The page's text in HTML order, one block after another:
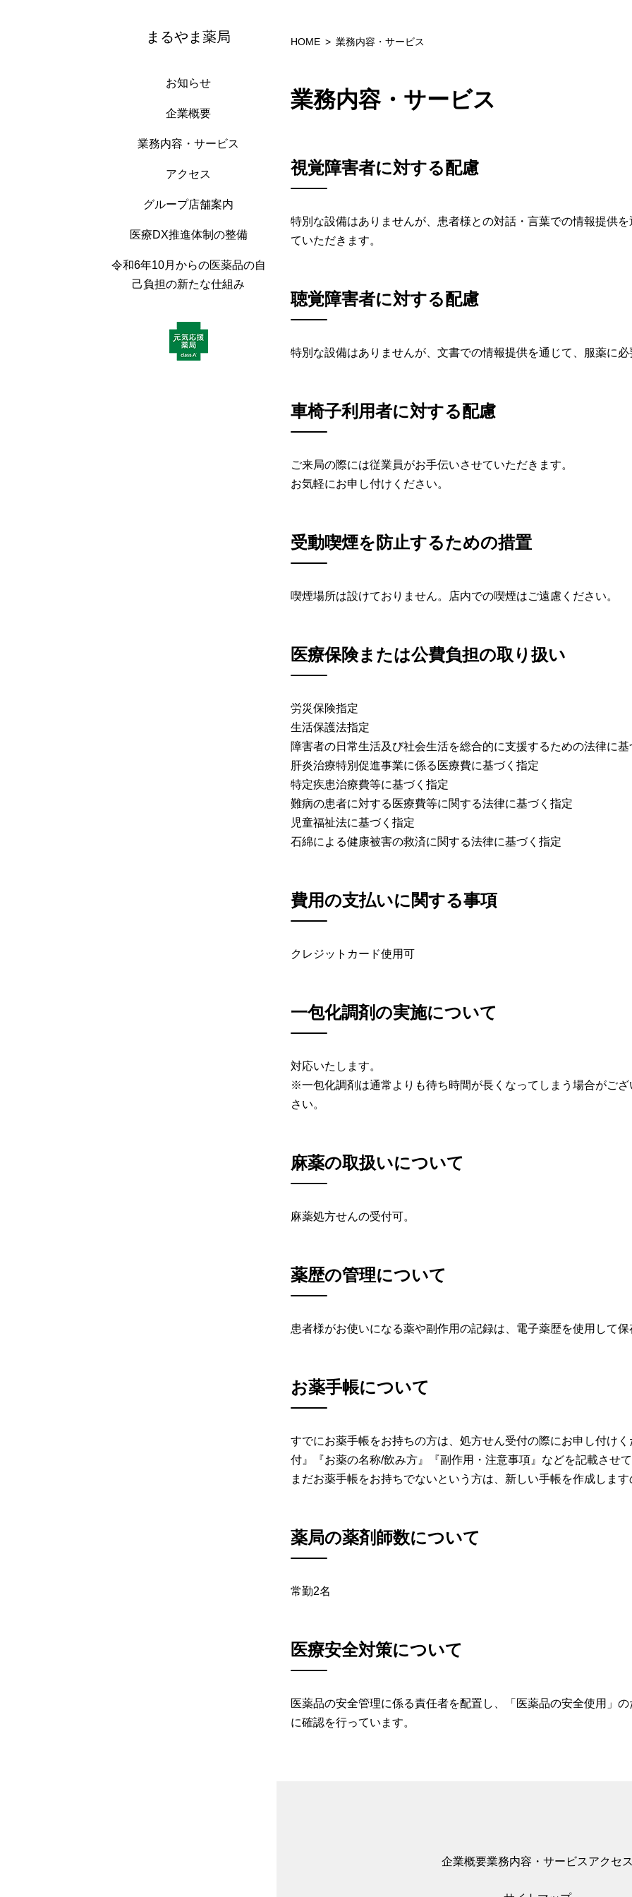
まるやま薬局
お知らせ
企業概要
業務内容・サービス
アクセス
グループ店舗案内
医療DX推進体制の整備
令和6年10月からの医薬品の自
己負担の新たな仕組み
HOME 業務内容・サービス
業務内容・サービス
視覚障害者に対する配慮
特別な設備はありませんが、患者様との対話・言葉での情報提供
ていただきます。
聴覚障害者に対する配慮
特別な設備はありませんが、文書での情報提供を通じて、服薬に
車椅子利用者に対する配慮
ご来局の際には従業員がお手伝いさせていただきます。
お気軽にお申し付けください。
受動喫煙を防止するための措置
喫煙場所は設けておりません。店内での喫煙はご遠慮ください。
医療保険または公費負担の取り扱い
労災保険指定
生活保護法指定
障害者の日常生活及び社会生活を総合的に支援するための法律に
肝炎治療特別促進事業に係る医療費に基づく指定
特定疾患治療費等に基づく指定
難病の患者に対する医療費等に関する法律に基づく指定
児童福祉法に基づく指定
石綿による健康被害の救済に関する法律に基づく指定
費用の支払いに関する事項
クレジットカード使用可
一包化調剤の実施について
対応いたします。
※一包化調剤は通常よりも待ち時間が長くなってしまう場合がご
さい。
麻薬の取扱いについて
麻薬処方せんの受付可。
薬歴の管理について
患者様がお使いになる薬や副作用の記録は、電子薬歴を使用して
お薬手帳について
すでにお薬手帳をお持ちの方は、処方せん受付の際にお申し付け
付』『お薬の名称/飲み方』『副作用・注意事項』などを記載させ
まだお薬手帳をお持ちでないという方は、新しい手帳を作成しま
薬局の薬剤師数について
常勤2名
医療安全対策について
医薬品の安全管理に係る責任者を配置し、「医薬品の安全使用」
に確認を行っています。
企業概要業務内容・サービスアクセ